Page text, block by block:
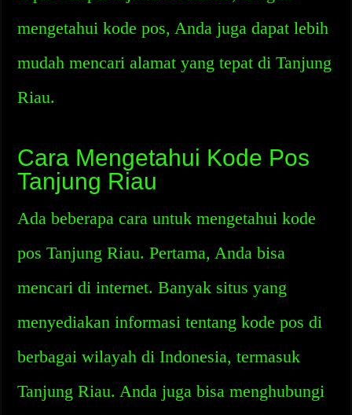
mengetahui kode pos, Anda juga dapat lebih
mudah mencari alamat yang tepat di Tanjung
Riau.
Cara Mengetahui Kode Pos
Tanjung Riau
Ada beberapa cara untuk mengetahui kode
pos Tanjung Riau. Pertama, Anda bisa
mencari di internet. Banyak situs yang
menyediakan informasi tentang kode pos di
berbagai wilayah di Indonesia, termasuk
Tanjung Riau. Anda juga bisa menghubungi